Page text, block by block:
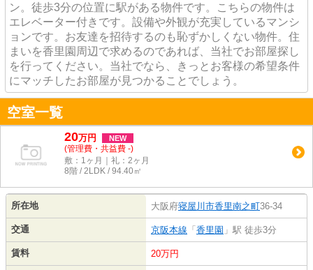
ン。徒歩3分の位置に駅がある物件です。こちらの物件は
エレベーター付きです。設備や外観が充実しているマンシ
ョンです。お友達を招待するのも恥ずかしくない物件。住
まいを香里園周辺で求めるのであれば、当社でお部屋探し
を行ってください。当社でなら、きっとお客様の希望条件
にマッチしたお部屋が見つかることでしょう。
空室一覧
20万円 NEW
(管理費・共益費 -)
敷：1ヶ月｜礼：2ヶ月
8階 / 2LDK / 94.40㎡
所在地 大阪府寝屋川市香里南之町36-34
交通 京阪本線 「 香里園 」駅 徒歩3分
賃料 20万円